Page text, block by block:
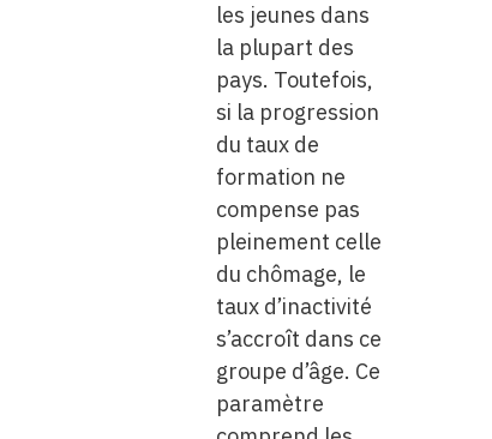
les jeunes dans
la plupart des
pays. Toutefois,
si la progression
du taux de
formation ne
compense pas
pleinement celle
du chômage, le
taux d’inactivité
s’accroît dans ce
groupe d’âge. Ce
paramètre